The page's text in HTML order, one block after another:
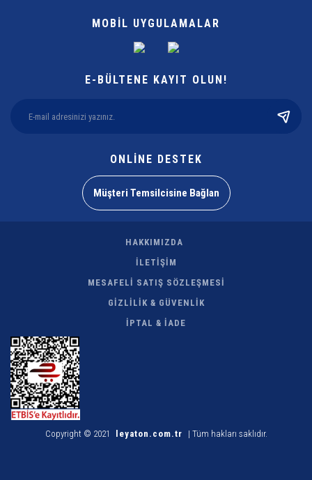
MOBİL UYGULAMALAR
E-BÜLTENE KAYIT OLUN!
ONLİNE DESTEK
Müşteri Temsilcisine Bağlan
HAKKIMIZDA
İLETİŞİM
MESAFELİ SATIŞ SÖZLEŞMESİ
GİZLİLİK & GÜVENLİK
İPTAL & İADE
Copyright © 2021 leyaton.com.tr | Tüm hakları saklıdır.